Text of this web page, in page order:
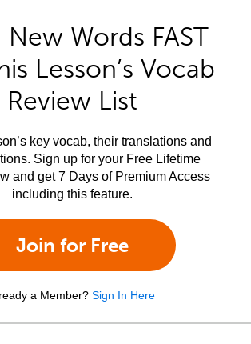
New Words FAST
Lesson’s Vocab
Review List
key vocab, their translations and
Sign up for your Free Lifetime
and get 7 Days of Premium Access
including this feature.
Join for Free
a Member? Sign In Here